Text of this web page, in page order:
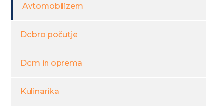
Avtomobilizem
Dobro počutje
Dom in oprema
Kulinarika